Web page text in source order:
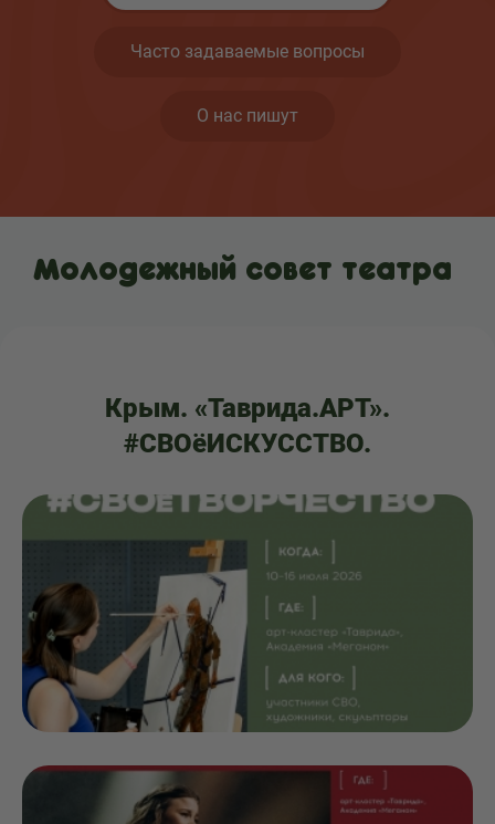
Часто задаваемые вопросы
О нас пишут
Молодежный совет театра
Крым. «Таврида.АРТ».
#СВОёИСКУССТВО.